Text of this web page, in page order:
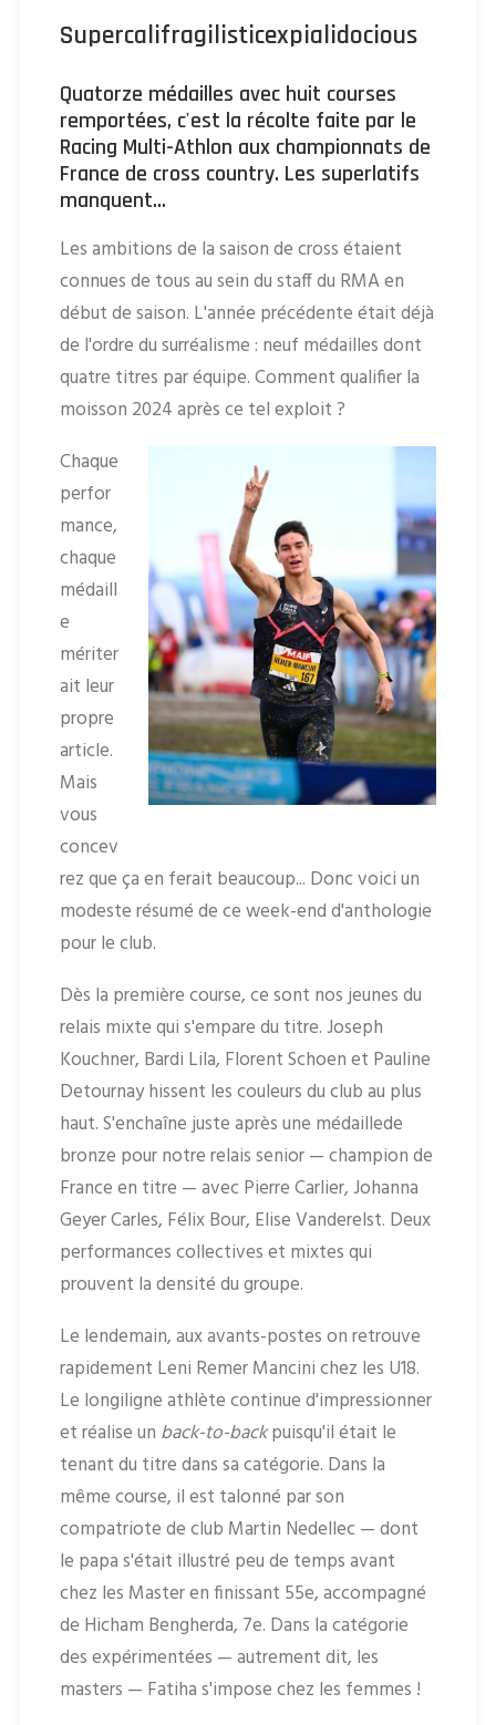
Supercalifragilisticexpialidocious
Quatorze médailles avec huit courses
remportées, c'est la récolte faite par le
Racing Multi-Athlon aux championnats de
France de cross country. Les superlatifs
manquent...
Les ambitions de la saison de cross étaient
connues de tous au sein du staff du RMA en
début de saison. L'année précédente était déjà
de l'ordre du surréalisme : neuf médailles dont
quatre titres par équipe. Comment qualifier la
moisson 2024 après ce tel exploit ?
Chaque
perfor
mance,
chaque
médaill
e
mériter
ait leur
propre
article.
Mais
vous
concev
rez que ça en ferait beaucoup... Donc voici un
modeste résumé de ce week-end d'anthologie
pour le club.
Dès la première course, ce sont nos jeunes du
relais mixte qui s'empare du titre. Joseph
Kouchner, Bardi Lila, Florent Schoen et Pauline
Detournay hissent les couleurs du club au plus
haut. S'enchaîne juste après une médaillede
bronze pour notre relais senior — champion de
France en titre — avec Pierre Carlier, Johanna
Geyer Carles, Félix Bour, Elise Vanderelst. Deux
performances collectives et mixtes qui
prouvent la densité du groupe.
Le lendemain, aux avants-postes on retrouve
rapidement Leni Remer Mancini chez les U18.
Le longiligne athlète continue d'impressionner
et réalise un back-to-backpuisqu'il était le
tenant du titre dans sa catégorie. Dans la
même course, il est talonné par son
compatriote de club Martin Nedellec — dont
le papa s'était illustré peu de temps avant
chez les Master en finissant 55e, accompagné
de Hicham Bengherda, 7e. Dans la catégorie
des expérimentées — autrement dit, les
masters — Fatiha s'impose chez les femmes !